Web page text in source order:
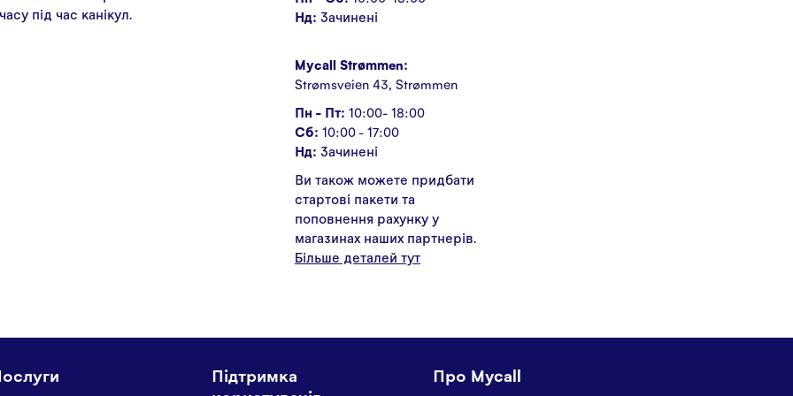
часу під час канікул.
Нд: Зачинені
Mycall Strømmen:
Strømsveien 43, Strømmen
Пн - Пт: 10:00- 18:00
Сб: 10:00 - 17:00
Нд: Зачинені
Ви також можете придбати
стартові пакети та
поповнення рахунку у
магазинах наших партнерів.
Більше деталей тут
Підтримка
Про Mycall